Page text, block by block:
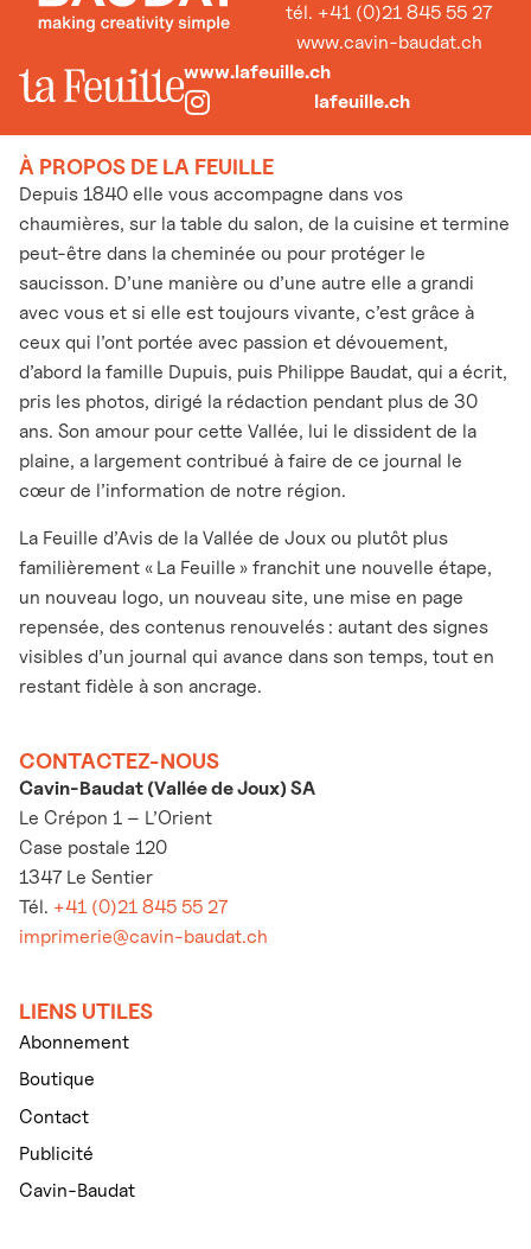
tél. +41 (0)21 845 55 27
www.cavin-baudat.ch
www.lafeuille.ch
lafeuille.ch
À PROPOS DE LA FEUILLE
Depuis 1840 elle vous accompagne dans vos
chaumières, sur la table du salon, de la cuisine et termine
peut-être dans la cheminée ou pour protéger le
saucisson. D’une manière ou d’une autre elle a grandi
avec vous et si elle est toujours vivante, c’est grâce à
ceux qui l’ont portée avec passion et dévouement,
d’abord la famille Dupuis, puis Philippe Baudat, qui a écrit,
pris les photos, dirigé la rédaction pendant plus de 30
ans. Son amour pour cette Vallée, lui le dissident de la
plaine, a largement contribué à faire de ce journal le
cœur de l’information de notre région.
La Feuille d’Avis de la Vallée de Joux ou plutôt plus
familièrement « La Feuille » franchit une nouvelle étape,
un nouveau logo, un nouveau site, une mise en page
repensée, des contenus renouvelés : autant des signes
visibles d’un journal qui avance dans son temps, tout en
restant fidèle à son ancrage.
CONTACTEZ-NOUS
Cavin-Baudat (Vallée de Joux) SA
Le Crépon 1 – L’Orient
Case postale 120
1347 Le Sentier
Tél. +41 (0)21 845 55 27
imprimerie@cavin-baudat.ch
LIENS UTILES
Abonnement
Boutique
Contact
Publicité
Cavin-Baudat